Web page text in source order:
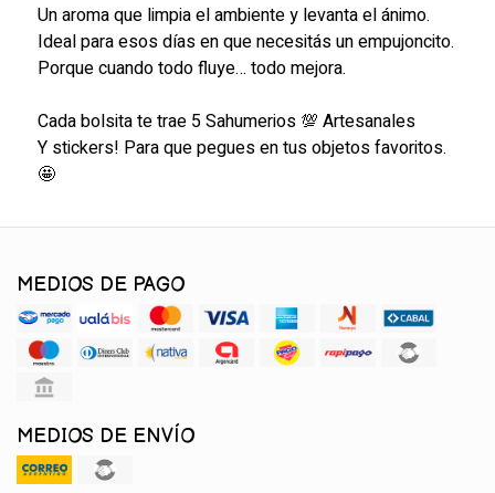
Un aroma que limpia el ambiente y levanta el ánimo.
Ideal para esos días en que necesitás un empujoncito.
Porque cuando todo fluye… todo mejora.
Cada bolsita te trae 5 Sahumerios 💯 Artesanales
Y stickers! Para que pegues en tus objetos favoritos.
🤩
MEDIOS DE PAGO
MEDIOS DE ENVÍO